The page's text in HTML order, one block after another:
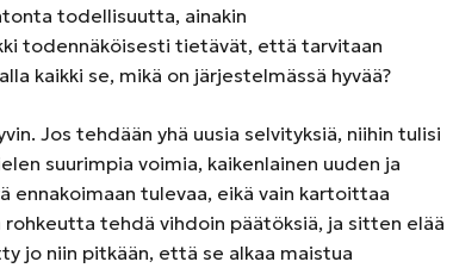
todellisuutta, ainakin
todennäköisesti tietävät, että tarvitaan
kaikki se, mikä on järjestelmässä hyvää?
Jos tehdään yhä uusia selvityksiä, niihin tulisi
suurimpia voimia, kaikenlainen uuden ja
ennakoimaan tulevaa, eikä vain kartoittaa
tehdä vihdoin päätöksiä, ja sitten elää
jo niin pitkään, että se alkaa maistua